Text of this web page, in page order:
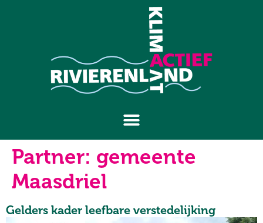
Partner: gemeente
Maasdriel
Gelders kader leefbare verstedelijking